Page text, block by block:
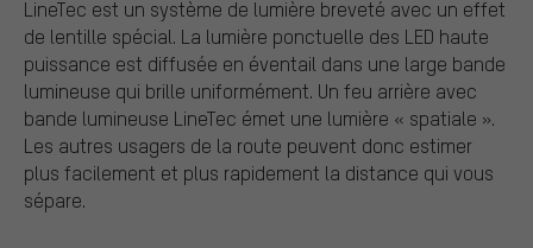
LineTec est un système de lumière breveté avec un effet
de lentille spécial. La lumière ponctuelle des LED haute
puissance est diffusée en éventail dans une large bande
lumineuse qui brille uniformément. Un feu arrière avec
bande lumineuse LineTec émet une lumière « spatiale ».
Les autres usagers de la route peuvent donc estimer
plus facilement et plus rapidement la distance qui vous
sépare.